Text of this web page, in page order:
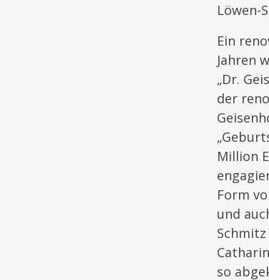
Löwen-
Ein
Jahren
„Dr.
der
Million
Form
und
so